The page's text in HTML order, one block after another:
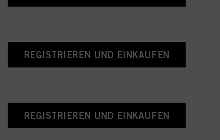
REGISTRIEREN UND EINKAUFEN
REGISTRIEREN UND EINKAUFEN